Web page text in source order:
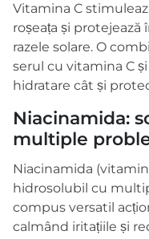
Vitamina C
roșeața și
razele solare. O
serul cu vitamina C
hidratare cât și
Niacinamida:
multiple
Niacinamida
hidrosolubil cu
compus versatil
calmând iritațiile și